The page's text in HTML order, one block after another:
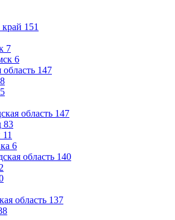
151
7
6
147
область 147
83
11
6
область 140
область 137